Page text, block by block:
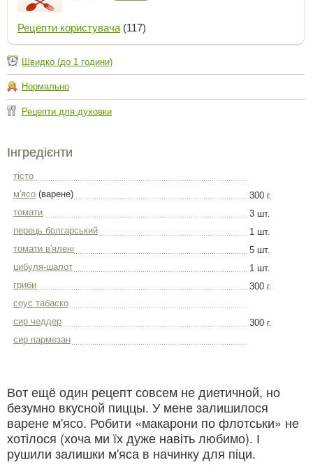
Рецепти користувача (117)
Швидко (до 1 години)
Нормально
Рецепти для духовки
Інгредієнти
тісто
м'ясо (варене)
300 г.
томати
3 шт.
перець болгарський
1 шт.
томати в'ялені
5 шт.
цибуля-шалот
1 шт.
гриби
300 г.
соус табаско
сир чеддер
300 г.
сир пармезан
Вот ещё один рецепт совсем не диетичной, но
безумно вкусной пиццы. У мене залишилося
варене м'ясо. Робити «макарони по флотськи» не
хотілося (хоча ми їх дуже навіть любимо). І
рушили залишки м'яса в начинку для піци.